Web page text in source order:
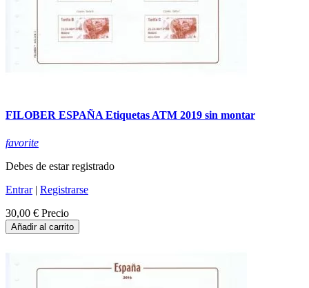
FILOBER ESPAÑA Etiquetas ATM 2019 sin montar
favorite
Debes de estar registrado
Entrar| Registrarse
30,00 € Precio
Añadir al carrito